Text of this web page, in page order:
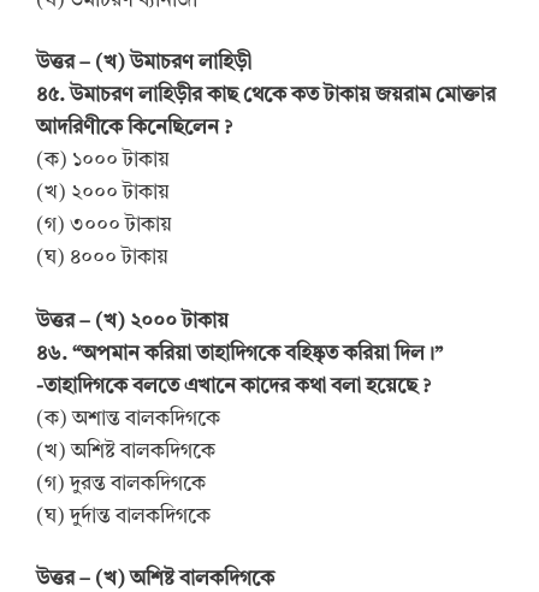
উত্তর – (খ) উমাচরণ লাহিড়ী
৪৫. উমাচরণ লাহিড়ীর কাছ থেকে কত টাকায় জয়রাম মোক্তার
আদরিণীকে কিনেছিলেন ?
(ক) ১০০০ টাকায়
(খ) ২০০০ টাকায়
(গ) ৩০০০ টাকায়
(ঘ) ৪০০০ টাকায়
উত্তর – (খ) ২০০০ টাকায়
৪৬. “অপমান করিয়া তাহাদিগকে বহিষ্কৃত করিয়া দিল।”
-তাহাদিগকে বলতে এখানে কাদের কথা বলা হয়েছে ?
(ক) অশান্ত বালকদিগকে
(খ) অশিষ্ট বালকদিগকে
(গ) দুরন্ত বালকদিগকে
(ঘ) দুর্দান্ত বালকদিগকে
উত্তর – (খ) অশিষ্ট বালকদিগকে